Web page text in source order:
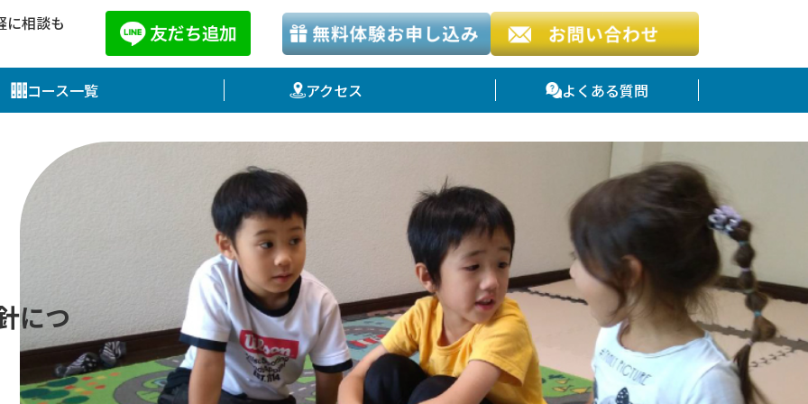
に相談も
コース一覧 アクセス よくある質問
につ